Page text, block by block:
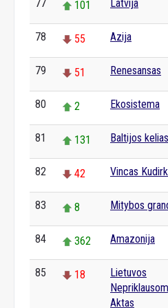
77 101 Latvija
78 55 Azija
79 51 Renesansas
80 2 Ekosistema
81 131 Baltijos kelias
82 42 Vincas
83 8 Mitybos
84 362 Amazonija
85 18
Lietuvos
Aktas